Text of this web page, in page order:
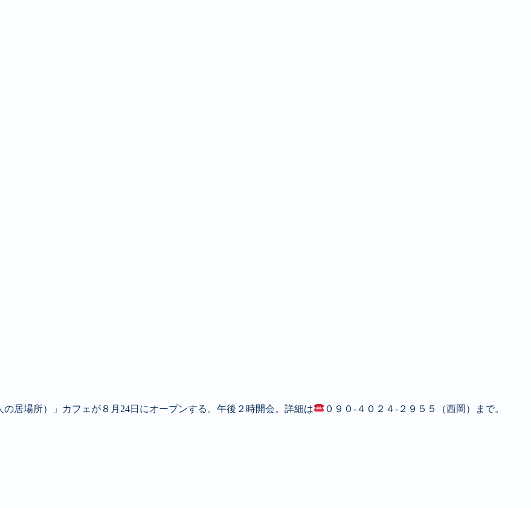
居場所）」カフェが８月24日にオープンする。午後２時開会。詳細は ０９０‐４０２４‐２９５５（西岡）まで。